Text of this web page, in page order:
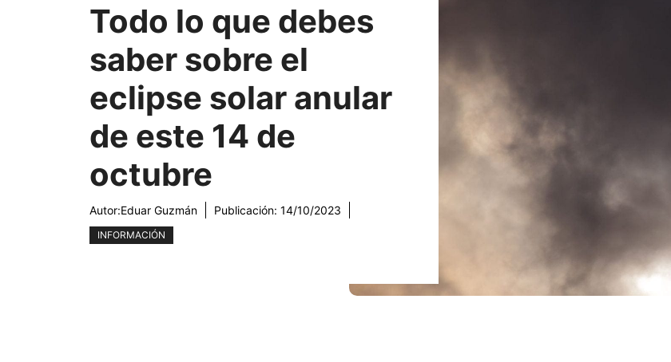
Todo lo que debes
saber sobre el
eclipse solar anular
de este 14 de
octubre
Autor:Eduar Guzmán Publicación: 14/10/2023
INFORMACIÓN